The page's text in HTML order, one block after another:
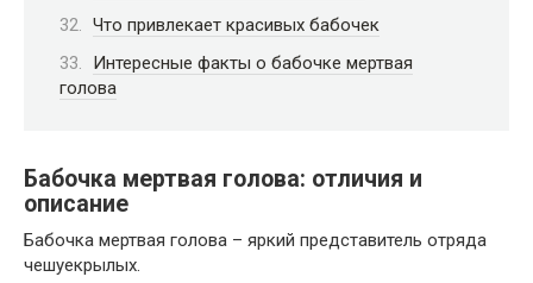
Что привлекает красивых бабочек
Интересные факты о бабочке мертвая
голова
Бабочка мертвая голова: отличия и
описание
Бабочка мертвая голова – яркий представитель отряда
чешуекрылых.